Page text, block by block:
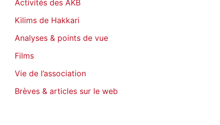
Activités des AKB
Kilims de Hakkari
Analyses & points de vue
Films
Vie de l’association
Brèves & articles sur le web